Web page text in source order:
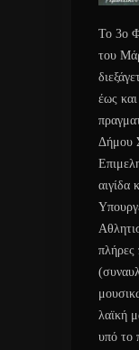
Το 3ο
του
έως
Δήμου
αιγίδα
λαϊκή
υπό το